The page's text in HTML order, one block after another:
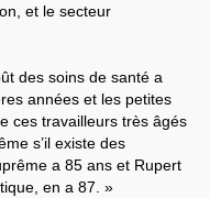
et le secteur
des soins de santé a
années et les petites
ces travailleurs très âgés
s’il existe des
a 85 ans et Rupert
en a 87. »